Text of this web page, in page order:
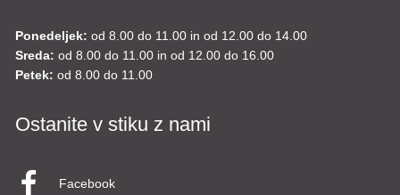
Ponedeljek: od 8.00 do 11.00 in od 12.00 do 14.00
Sreda: od 8.00 do 11.00 in od 12.00 do 16.00
Petek: od 8.00 do 11.00
Ostanite v stiku z nami
Facebook